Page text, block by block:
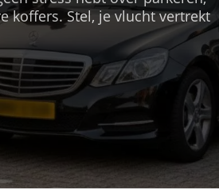
koffers. Stel, je vlucht vertrekt